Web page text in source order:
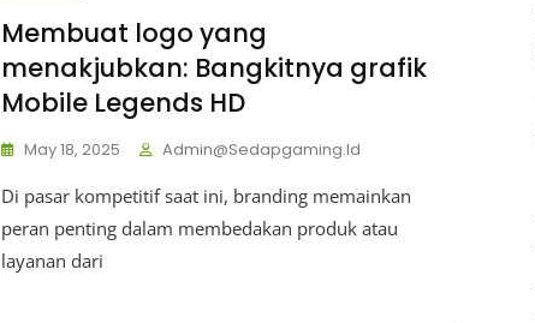
Membuat logo yang
menakjubkan: Bangkitnya grafik
Mobile Legends HD
May 18, 2025 Admin@sedapgaming.id
Di pasar kompetitif saat ini, branding memainkan
peran penting dalam membedakan produk atau
layanan dari